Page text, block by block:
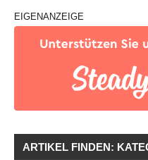
EIGENANZEIGE
ARTIKEL FINDEN: